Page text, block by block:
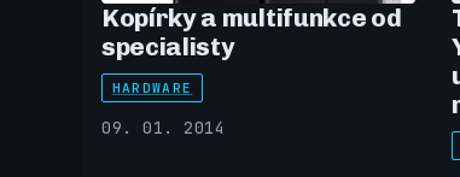
Kopírky a multifunkce od
specialisty
HARDWARE
09. 01. 2014